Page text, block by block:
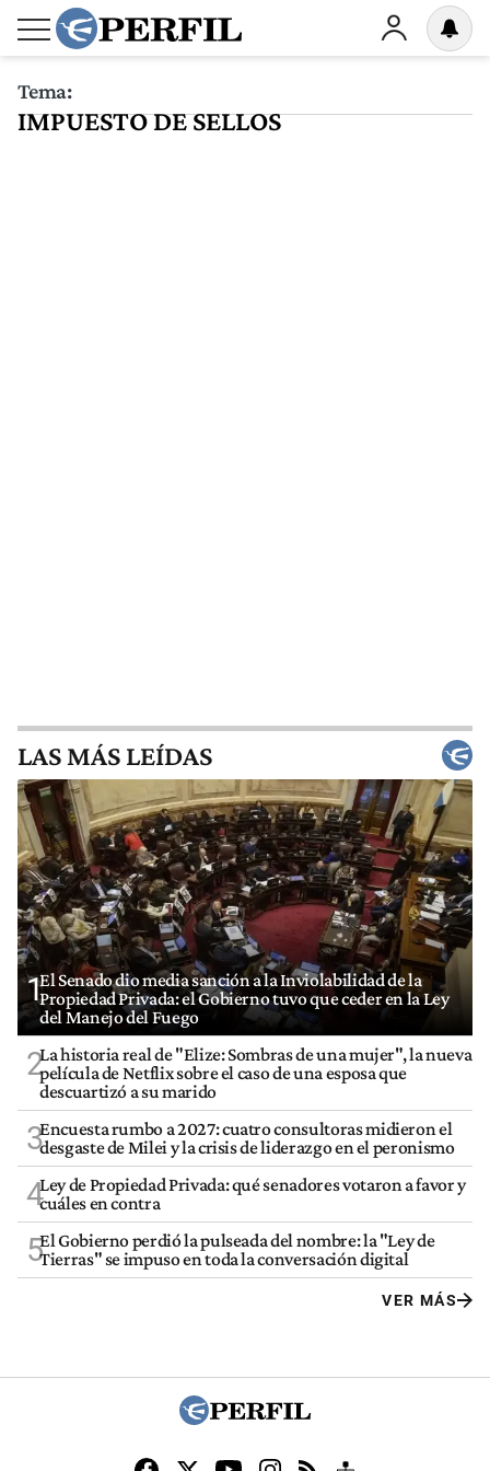
Tema:
IMPUESTO DE SELLOS
LAS MÁS LEÍDAS
1El Senado dio media sanción a la Inviolabilidad de la
Propiedad Privada: el Gobierno tuvo que ceder en la Ley
del Manejo del Fuego
2La historia real de "Elize: Sombras de una mujer", la nueva
película de Netflix sobre el caso de una esposa que
descuartizó a su marido
3Encuesta rumbo a 2027: cuatro consultoras midieron el
desgaste de Milei y la crisis de liderazgo en el peronismo
4Ley de Propiedad Privada: qué senadores votaron a favor y
cuáles en contra
5El Gobierno perdió la pulseada del nombre: la "Ley de
Tierras" se impuso en toda la conversación digital
VER MÁS